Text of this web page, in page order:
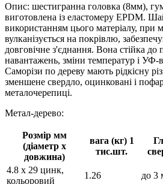
Опис: шестигранна головка (8мм),
виготовлена із еластомеру EPDM.
використанням цього матеріалу, при
вулканізується на покрівлю,
довговічне з'єднання. Вона стійка до
навантажень, зміни температур і
Саморізи по дереву мають рідкісну
зменшене свердло, оцинковані і
металочерепиці.
Метал-дерево:
Розмір мм
(діаметр х
довжина)
вага (кг) 1
тис.шт.
4.8 х 29 цинк,
кольоровий
1.26 до 3